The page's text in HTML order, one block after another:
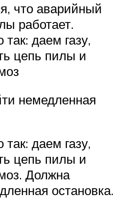
что аварийный
работает.
так: даем газу,
цепь пилы и
немедленная
так: даем газу,
цепь пилы и
Должна
остановка.